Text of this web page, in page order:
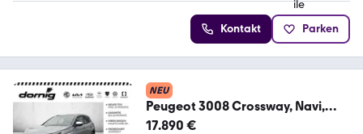
Kontakt Parken
NEU
Peugeot 3008 Crossway, Navi,
AHK, SHZ
17.890 €